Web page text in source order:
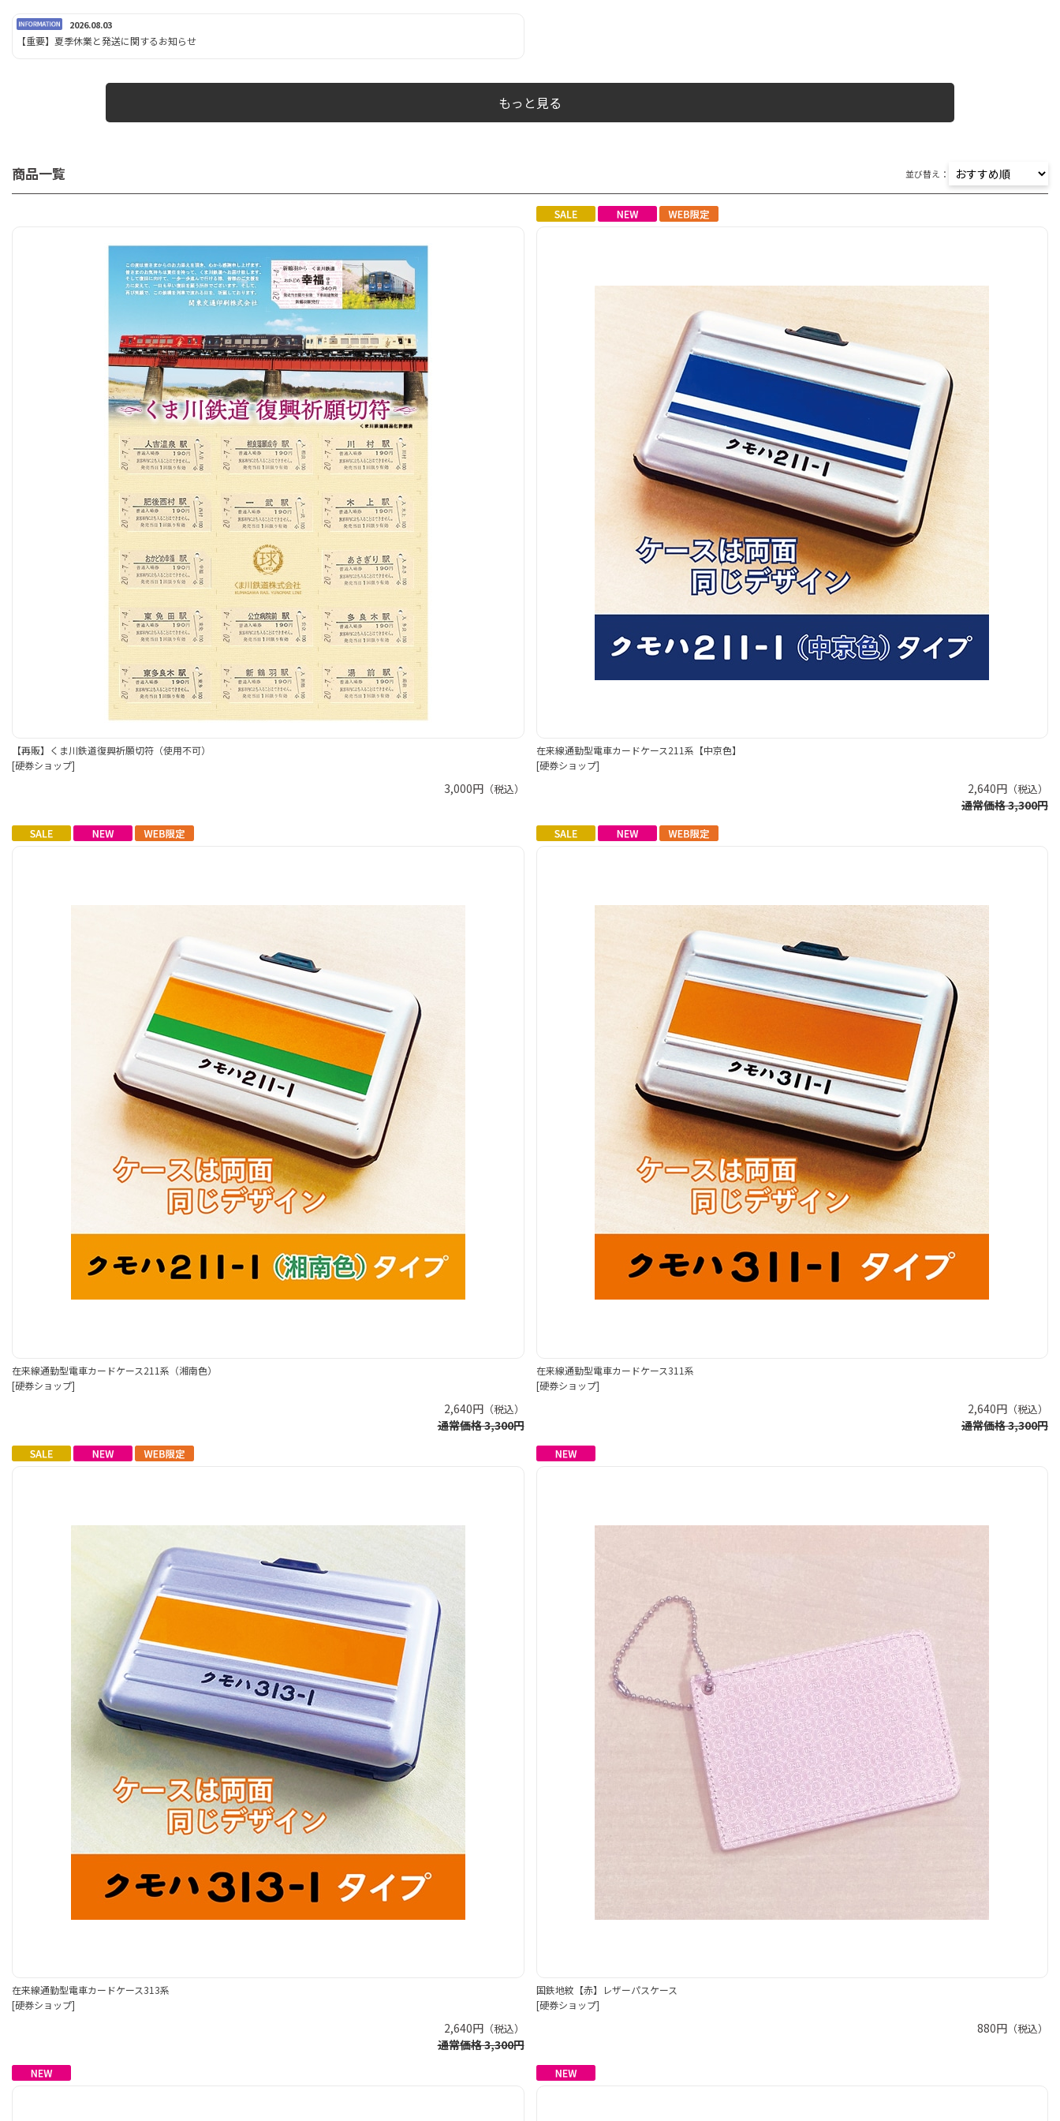
2026.08.03
【重要】夏季休業と発送に関するお知らせ
もっと見る
商品一覧 並び替え：
【再販】くま川鉄道復興祈願切符（使用不可）
[硬券ショップ]
3,000円（税込）
在来線通勤型電車カードケース211系【中京色】
[硬券ショップ]
2,640円 （税込）
通常価格 3,300円
在来線通勤型電車カードケース211系（湘南色）
[硬券ショップ]
2,640円（税込）
通常価格 3,300円
在来線通勤型電車カードケース311系
[硬券ショップ]
2,640円 （税込）
通常価格 3,300円
在来線通勤型電車カードケース313系
[硬券ショップ]
2,640円（税込）
通常価格 3,300円
国鉄地紋【赤】レザーパスケース
[硬券ショップ]
880円 （税込）